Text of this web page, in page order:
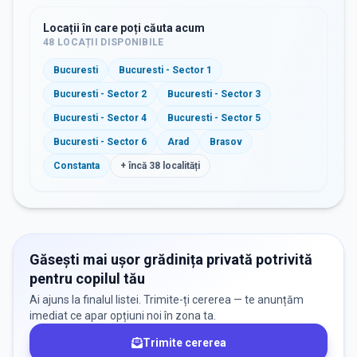
Locații în care poți căuta acum
48 LOCAȚII DISPONIBILE
Bucuresti Bucuresti - Sector 1
Bucuresti - Sector 2 Bucuresti - Sector 3
Bucuresti - Sector 4 Bucuresti - Sector 5
Bucuresti - Sector 6 Arad Brasov
Constanta + încă 38 localități
Găsești mai ușor grădinița privată potrivită
pentru copilul tău
Ai ajuns la finalul listei. Trimite-ți cererea — te anunțăm
imediat ce apar opțiuni noi în zona ta.
Trimite cererea